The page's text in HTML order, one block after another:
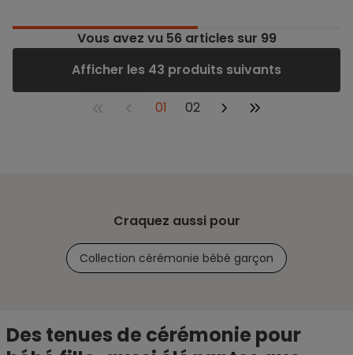
Vous avez vu 56articles sur 99
Afficher les 43 produits suivants
01 02
Craquez aussi pour
Collection cérémonie bébé garçon
Des tenues de cérémonie pour